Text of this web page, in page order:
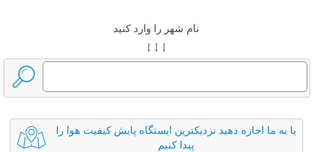
نام شهر را وارد کنید
↓ ↓ ↓
یا به ما اجازه دهید نزدیکترین ایستگاه پایش کیفیت هوا را
پیدا کنیم